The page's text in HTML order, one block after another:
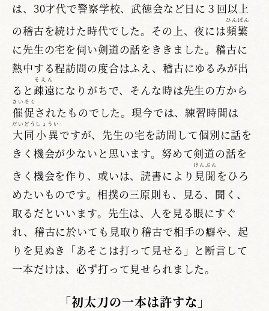
は、30才代で警察学校、武徳会など日に３回以上
の稽古を続けた時代でした。その上、夜には頻繁
ひんぱん
に先生の宅を伺い剣道の話をききました。稽古に
熱中する程訪問の度合はふえ、稽古にゆるみが出
ると疎遠
そえん
になりがちで、そんな時は先生の方から
催促
さいそく
されたものでした。現今では、練習時間は
大同小異
だいどうしょうい
ですが、先生の宅を訪問して個別に話を
きく機会が少ないと思います。努めて剣道の話を
きく機会を作り、或いは、読書により 見聞
けんぶん
をひろ
めたいものです。相撲の三原則も、見る、聞く、
取るだといいます。先生は、人を見る眼にすぐ
れ、稽古に於いても見取り稽古で相手の癖や、起
りを見ぬき「あそこは打って見せる」と断言して
一本だけは、必ず打って見せられました。
「初太刀の一本は許すな」